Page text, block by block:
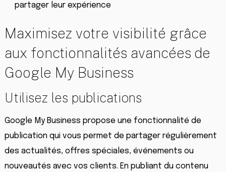
partager leur expérience
Maximisez votre visibilité grâce
aux fonctionnalités avancées de
Google My Business
Utilisez les publications
Google My Business propose une fonctionnalité de
publication qui vous permet de partager régulièrement
des actualités, offres spéciales, événements ou
nouveautés avec vos clients. En publiant du contenu